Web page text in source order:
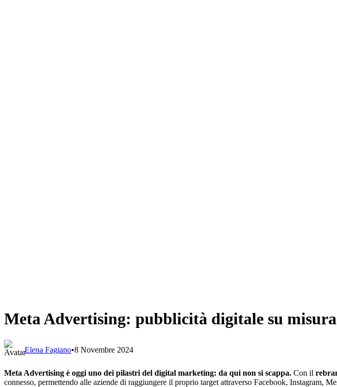
Meta Advertising: pubblicità digitale su misura
Elena Fagiano•8 Novembre 2024
Meta Advertising è oggi uno dei pilastri del digital marketing: da qui non si scappa. Con il
connesso, permettendo alle aziende di raggiungere il proprio target attraverso Facebook, Instagram,